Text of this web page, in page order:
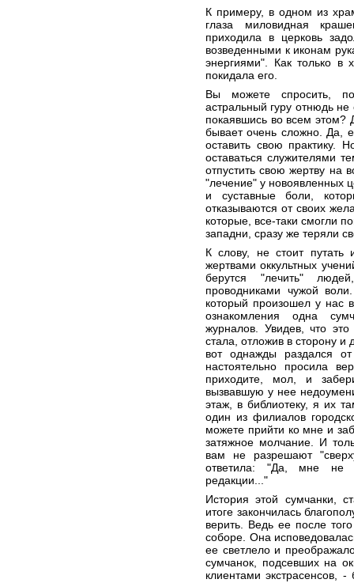
К примеру, в одном из
глаза миловидная
приходила в церковь
возведенными к иконам
энергиями". Как только в
покидала его.
Вы можете спросить,
астральный гуру отнюдь
покаявшись во всем этом?
бывает очень сложно. Да,
оставить свою практику.
оставаться служителями
отпустить свою жертву на
"лечение" у новоявленных
и суставные боли,
отказываются от своих
которые, все-таки смогли
западни, сразу же теряли
К слову, не стоит путать
жертвами оккультных
берутся "лечить"
проводниками чужой
который произошел у нас
ознакомления одна
журналов. Увидев, что
стала, отложив в сторону
вот однажды раздался
настоятельно просила
приходите, мол, и
вызвавшую у нее
этаж, в библиотеку, я их
один из филиалов
можете прийти ко мне и
затяжное молчание. И
вам не разрешают
ответила: "Да, мне не
редакции..."
История этой сумчанки,
итоге закончилась
верить. Ведь ее после
соборе. Она
ее светлело и
сумчанок, подсевших на
клиентами экстрасенсов,